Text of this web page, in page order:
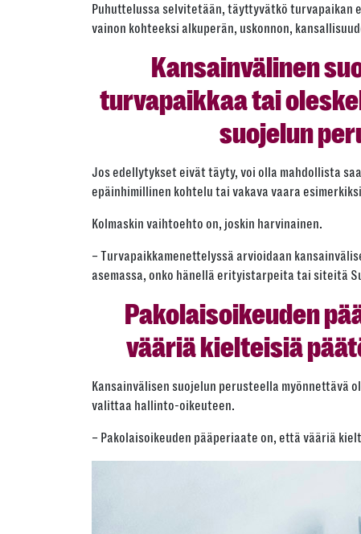
Puhuttelussa selvitetään, täyttyvätkö turvapaikan
vainon kohteeksi alkuperän, uskonnon,
Kansainvälinen
turvapaikkaa tai
suojelun
Jos edellytykset eivät täyty, voi olla mahdollista
epäinhimillinen kohtelu tai vakava vaara
Kolmaskin vaihtoehto on, joskin harvinainen.
– Turvapaikkamenettelyssä arvioidaan
asemassa, onko hänellä erityistarpeita tai siteitä
Pakolaisoikeuden
vääriä kielteisiä
Kansainvälisen suojelun perusteella myönnettävä
valittaa hallinto-oikeuteen.
– Pakolaisoikeuden pääperiaate on, että vääriä